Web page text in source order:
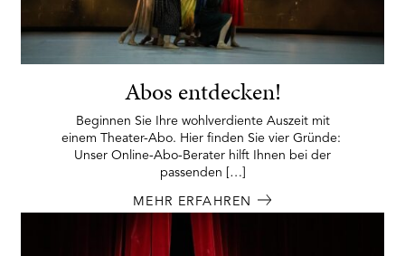
Abos entdecken!
Beginnen Sie Ihre wohlverdiente Auszeit mit
einem Theater-Abo. Hier finden Sie vier Gründe:
Unser Online-Abo-Berater hilft Ihnen bei der
passenden […]
MEHR ERFAHREN